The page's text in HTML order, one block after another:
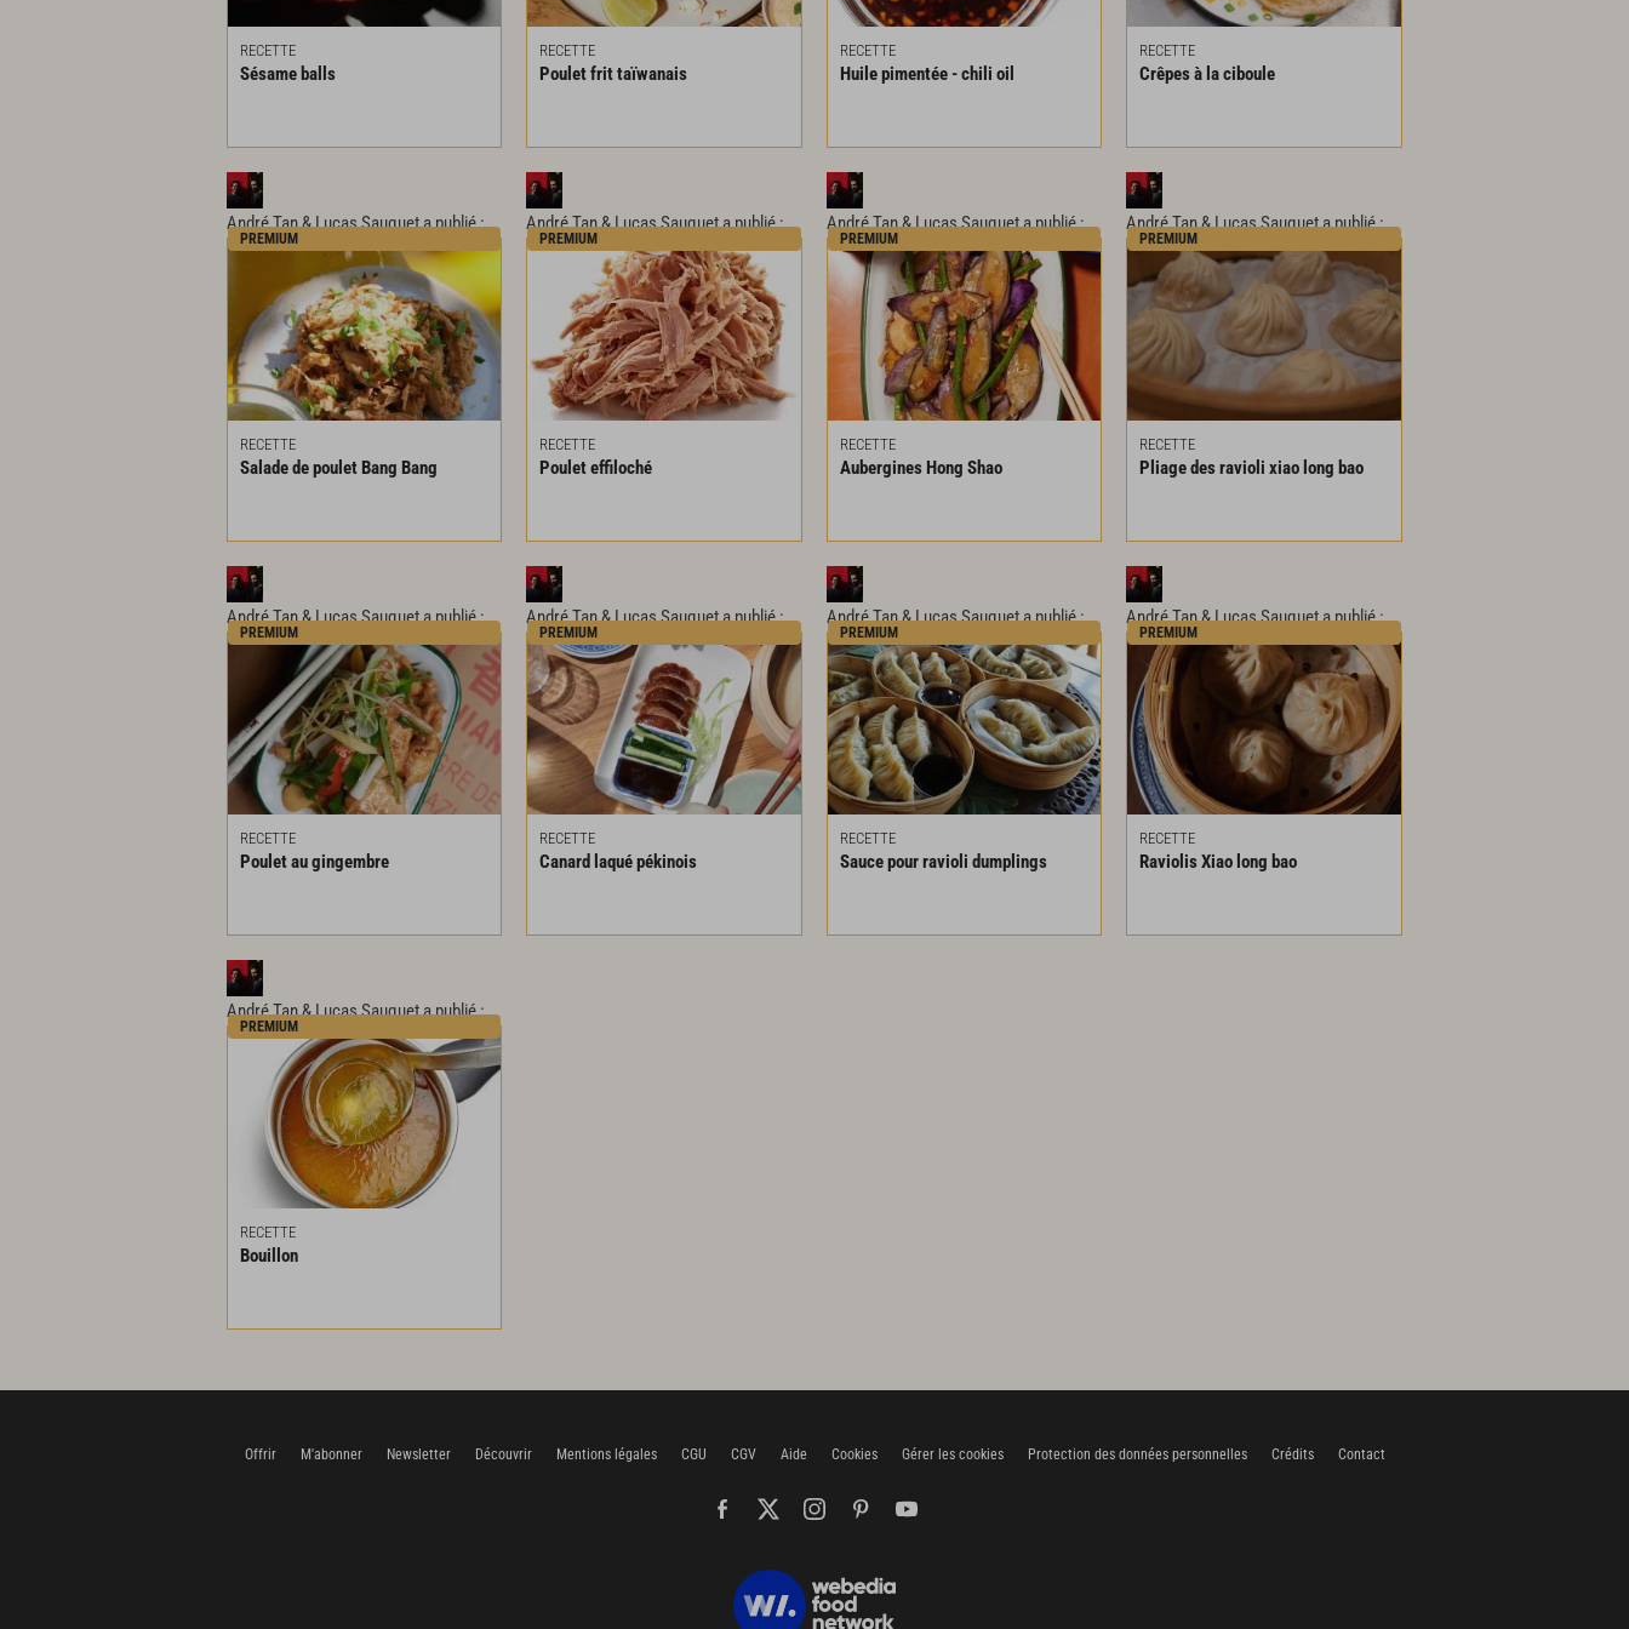
RECETTE
Sésame balls
RECETTE
Pouletfrittaïwanais
RECETTE
Huilepimentée -chili oil
RECETTE
Crêpesà laciboule
André Tan & Lucas Sauqueta publié :
PREMIUM
RECETTE
Saladedepoulet Bang Bang
André Tan & Lucas Sauqueta publié :
PREMIUM
RECETTE
Pouleteffiloché
André Tan & Lucas Sauqueta publié :
PREMIUM
RECETTE
Aubergines Hong Shao
André Tan & Lucas Sauqueta publié :
PREMIUM
RECETTE
Pliagedesravioli xiao long bao
André Tan & Lucas Sauqueta publié :
PREMIUM
RECETTE
Pouletaugingembre
André Tan & Lucas Sauqueta publié :
PREMIUM
RECETTE
Canard laquépékinois
André Tan & Lucas Sauqueta publié :
PREMIUM
RECETTE
Saucepourravioli dumplings
André Tan & Lucas Sauqueta publié :
PREMIUM
RECETTE
RaviolisXiao long bao
André Tan & Lucas Sauqueta publié :
PREMIUM
RECETTE
Bouillon
Offrir M'abonner Newsletter Découvrir Mentions légales CGU CGV Aide Cookies Gérer les cookies Protection des données personnelles Crédits Contact